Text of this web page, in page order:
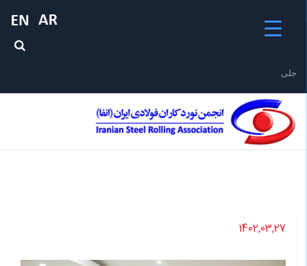
جلیقه ن
1402,03,27